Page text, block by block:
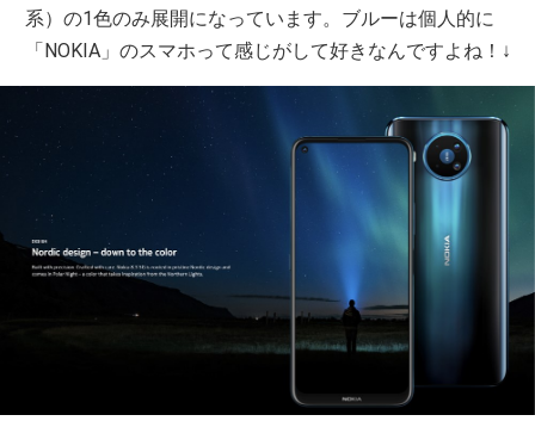
系）の1色のみ展開になっています。ブルーは個人的に
「NOKIA」のスマホって感じがして好きなんですよね！↓